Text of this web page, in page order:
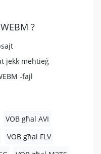
?
jekk meħtieġ
-fajl
VOB għal AVI
VOB għal FLV